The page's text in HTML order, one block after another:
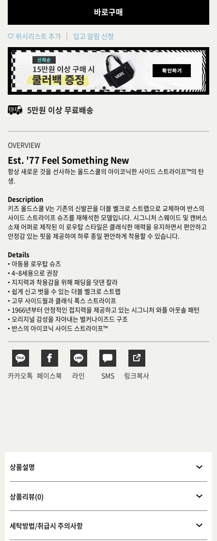
바로구매
위시리스트 추가 입고 알림 신청
5만원 이상 무료배송
OVERVIEW
Est. '77 Feel Something New
항상 새로운 것을 선사하는 올드스쿨의 아이코닉한 사이드 스트라이프™의 탄
생.
Description
키즈 올드스쿨 V는 기존의 신발끈을 더블 벨크로 스트랩으로 교체하여 반스의
사이드 스트라이프 슈즈를 재해석한 모델입니다. 시그니처 스웨이드 및 캔버스
소재 어퍼로 제작된 이 로우탑 스타일은 클래식한 매력을 유지하면서 편안하고
안정감 있는 핏을 제공하여 하루 종일 편안하게 착용할 수 있습니다.
Details
• 아동용 로우탑 슈즈
• 4~8세용으로 권장
• 지지력과 착용감을 위해 패딩을 덧댄 칼라
• 쉽게 신고 벗을 수 있는 더블 벨크로 스트랩
• 고무 사이드월과 클래식 폭스 스트라이프
• 1966년부터 안정적인 접지력을 제공하고 있는 시그니처 와플 아웃솔 패턴
• 오리지널 감성을 자아내는 벌커나이즈드 구조
• 반스의 아이코닉 사이드 스트라이프™
카카오톡 페이스북 라인 SMS 링크복사
상품설명
상품리뷰(0)
세탁방법/취급시 주의사항